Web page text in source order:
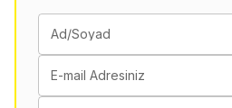
Ad/Soyad
E-mail Adresiniz